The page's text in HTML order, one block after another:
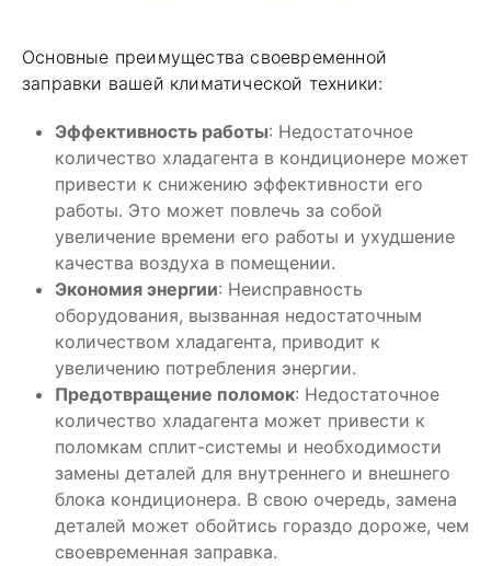
Основные преимущества своевременной
заправки вашей климатической техники:
Эффективность работы: Недостаточное
количество хладагента в кондиционере может
привести к снижению эффективности его
работы. Это может повлечь за собой
увеличение времени его работы и ухудшение
качества воздуха в помещении.
Экономия энергии: Неисправность
оборудования, вызванная недостаточным
количеством хладагента, приводит к
увеличению потребления энергии.
Предотвращение поломок: Недостаточное
количество хладагента может привести к
поломкам сплит-системы и необходимости
замены деталей для внутреннего и внешнего
блока кондиционера. В свою очередь, замена
деталей может обойтись гораздо дороже, чем
своевременная заправка.